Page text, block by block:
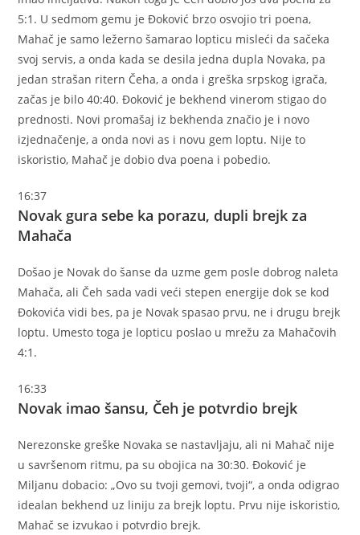
5:1. U sedmom gemu je Đoković brzo osvojio tri poena,
Mahač je samo ležerno šamarao lopticu misleći da sačeka
svoj servis, a onda kada se desila jedna dupla Novaka, pa
jedan strašan ritern Čeha, a onda i greška srpskog igrača,
začas je bilo 40:40. Đoković je bekhend vinerom stigao do
prednosti. Novi promašaj iz bekhenda značio je i novo
izjednačenje, a onda novi as i novu gem loptu. Nije to
iskoristio, Mahač je dobio dva poena i pobedio.
16:37
Novak gura sebe ka porazu, dupli brejk za
Mahača
Došao je Novak do šanse da uzme gem posle dobrog naleta
Mahača, ali Čeh sada vadi veći stepen energije dok se kod
Đokovića vidi bes, pa je Novak spasao prvu, ne i drugu brejk
loptu. Umesto toga je lopticu poslao u mrežu za Mahačovih
4:1.
16:33
Novak imao šansu, Čeh je potvrdio brejk
Nerezonske greške Novaka se nastavljaju, ali ni Mahač nije
u savršenom ritmu, pa su obojica na 30:30. Đoković je
Miljanu dobacio: „Ovo su tvoji gemovi, tvoji“, a onda odigrao
idealan bekhend uz liniju za brejk loptu. Prvu nije iskoristio,
Mahač se izvukao i potvrdio brejk.